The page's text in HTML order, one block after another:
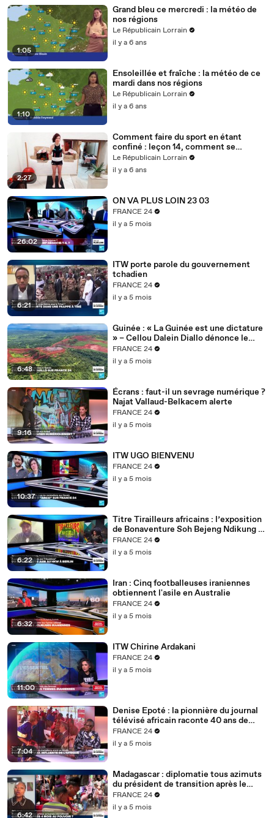
1:05
Grand bleu ce mercredi : la météo de
nos régions
Le Républicain Lorrain
il y a 6 ans
1:10
Ensoleillée et fraîche : la météo de ce
mardi dans nos régions
Le Républicain Lorrain
il y a 6 ans
2:27
Comment faire du sport en étant
confiné : leçon 14, comment se
muscler avec des bouteilles d'eau ?
Le Républicain Lorrain
il y a 6 ans
26:02
ON VA PLUS LOIN 23 03
FRANCE 24
il y a 5 mois
6:21
ITW porte parole du gouvernement
tchadien
FRANCE 24
il y a 5 mois
6:48
Guinée : « La Guinée est une dictature
» – Cellou Dalein Diallo dénonce le
régime Doumbouya
FRANCE 24
il y a 5 mois
9:16
Écrans : faut-il un sevrage numérique ?
Najat Vallaud-Belkacem alerte
FRANCE 24
il y a 5 mois
10:37
ITW UGO BIENVENU
FRANCE 24
il y a 5 mois
6:22
Titre Tirailleurs africains : l’exposition
de Bonaventure Soh Bejeng Ndikung à
Berlin
FRANCE 24
il y a 5 mois
6:32
Iran : Cinq footballeuses iraniennes
obtiennent l'asile en Australie
FRANCE 24
il y a 5 mois
11:00
ITW Chirine Ardakani
FRANCE 24
il y a 5 mois
7:04
Denise Epoté : la pionnière du journal
télévisé africain raconte 40 ans de
carrière
FRANCE 24
il y a 5 mois
6:42
Madagascar : diplomatie tous azimuts
du président de transition après le
putsch
FRANCE 24
il y a 5 mois